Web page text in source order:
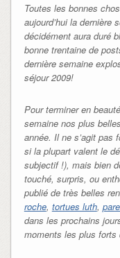
Toutes les bonnes
aujourd’hui la dernière
décidément aura duré
bonne trentaine de
dernière semaine
séjour 2009!
Pour terminer en
semaine nos plus
année. Il ne s’agit pas
si la plupart valent le
subjectif !), mais bien
touché, surpris, ou
publié de très belles
roche, tortues luth,
dans les prochains
moments les plus forts